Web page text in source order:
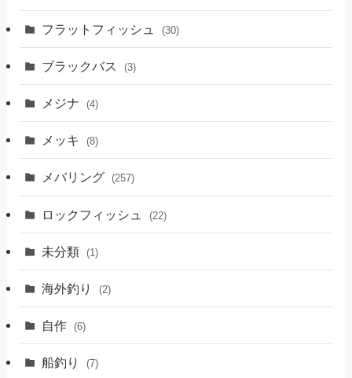
フラットフィッシュ (30)
ブラックバス (3)
メジナ (4)
メッキ (8)
メバリング (257)
ロックフィッシュ (22)
未分類 (1)
海外釣り (2)
自作 (6)
船釣り (7)